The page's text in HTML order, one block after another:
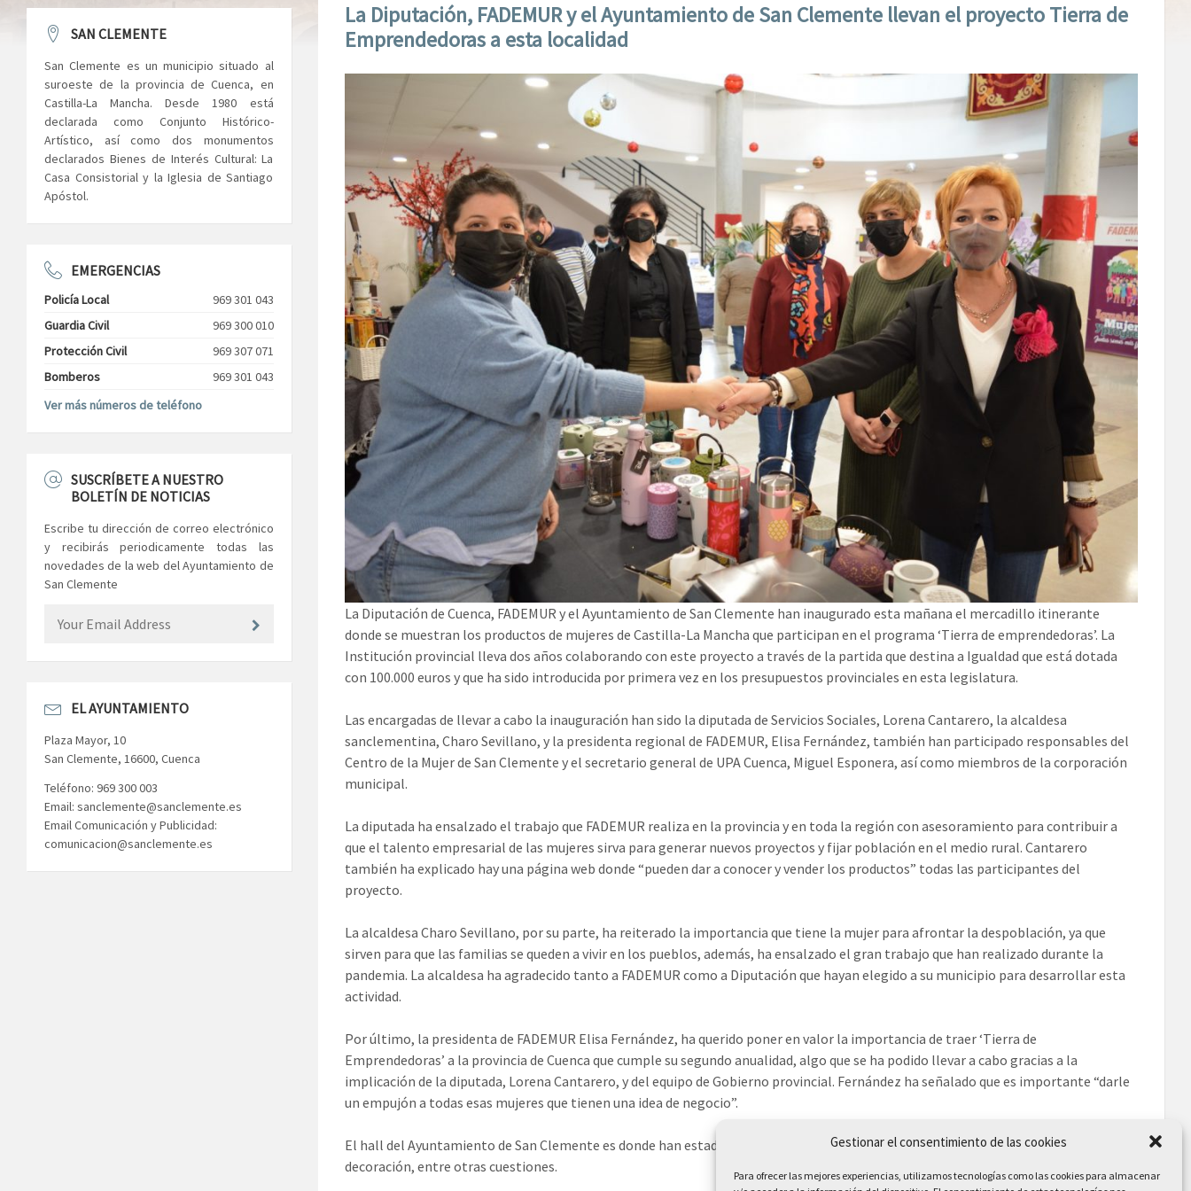
Gestionar el consentimiento de las cookies
Para ofrecer las mejores experiencias, utilizamos tecnologías como las cookies para almacenar
La Diputación, FADEMUR y el Ayuntamiento de San Clemente llevan el proyecto Tierra de
Emprendedoras a esta localidad
La Diputación de Cuenca, FADEMUR y el Ayuntamiento de San Clemente han inaugurado esta mañana el mercadillo itinerante
donde se muestran los productos de mujeres de Castilla-La Mancha que participan en el programa ‘Tierra de emprendedoras’. La
Institución provincial lleva dos años colaborando con este proyecto a través de la partida que destina a Igualdad que está dotada
con 100.000 euros y que ha sido introducida por primera vez en los presupuestos provinciales en esta legislatura.
Las encargadas de llevar a cabo la inauguración han sido la diputada de Servicios Sociales, Lorena Cantarero, la alcaldesa
sanclementina, Charo Sevillano, y la presidenta regional de FADEMUR, Elisa Fernández, también han participado responsables del
Centro de la Mujer de San Clemente y el secretario general de UPA Cuenca, Miguel Esponera, así como miembros de la corporación
municipal.
La diputada ha ensalzado el trabajo que FADEMUR realiza en la provincia y en toda la región con asesoramiento para contribuir a
que el talento empresarial de las mujeres sirva para generar nuevos proyectos y fijar población en el medio rural. Cantarero
también ha explicado hay una página web donde “pueden dar a conocer y vender los productos” todas las participantes del
proyecto.
La alcaldesa Charo Sevillano, por su parte, ha reiterado la importancia que tiene la mujer para afrontar la despoblación, ya que
sirven para que las familias se queden a vivir en los pueblos, además, ha ensalzado el gran trabajo que han realizado durante la
pandemia. La alcaldesa ha agradecido tanto a FADEMUR como a Diputación que hayan elegido a su municipio para desarrollar esta
actividad.
Por último, la presidenta de FADEMUR Elisa Fernández, ha querido poner en valor la importancia de traer ‘Tierra de
Emprendedoras’ a la provincia de Cuenca que cumple su segundo anualidad, algo que se ha podido llevar a cabo gracias a la
implicación de la diputada, Lorena Cantarero, y del equipo de Gobierno provincial. Fernández ha señalado que es importante “darle
un empujón a todas esas mujeres que tienen una idea de negocio”.
El hall del Ayuntamiento de San Clemente es donde han estado vendiendo todas estas mujeres sus productos de artesanía, textil o
decoración, entre otras cuestiones.
SAN CLEMENTE
San Clemente es un municipio situado al
suroeste de la provincia de Cuenca, en
Castilla-La Mancha. Desde 1980 está
declarada como Conjunto Histórico-
Artístico, así como dos monumentos
declarados Bienes de Interés Cultural: La
Casa Consistorial y la Iglesia de Santiago
Apóstol.
EMERGENCIAS
Policía Local
969 301 043
Guardia Civil
969 300 010
Protección Civil
969 307 071
Bomberos
969 301 043
Ver más números de teléfono
SUSCRÍBETE A NUESTRO
BOLETÍN DE NOTICIAS
Escribe tu dirección de correo electrónico
y recibirás periodicamente todas las
novedades de la web del Ayuntamiento de
San Clemente
EL AYUNTAMIENTO
Plaza Mayor, 10
San Clemente, 16600, Cuenca
Teléfono: 969 300 003
Email: sanclemente@sanclemente.es
Email Comunicación y Publicidad:
comunicacion@sanclemente.es